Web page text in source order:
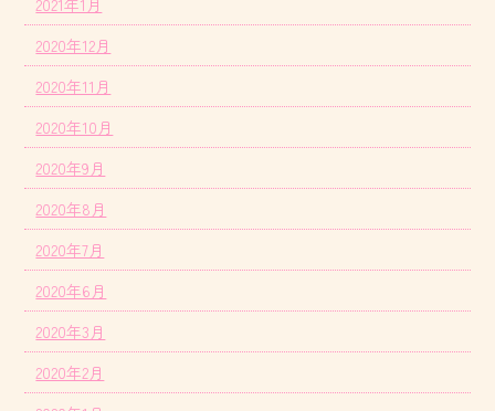
2020年12月
2020年11月
2020年10月
2020年9月
2020年8月
2020年7月
2020年6月
2020年3月
2020年2月